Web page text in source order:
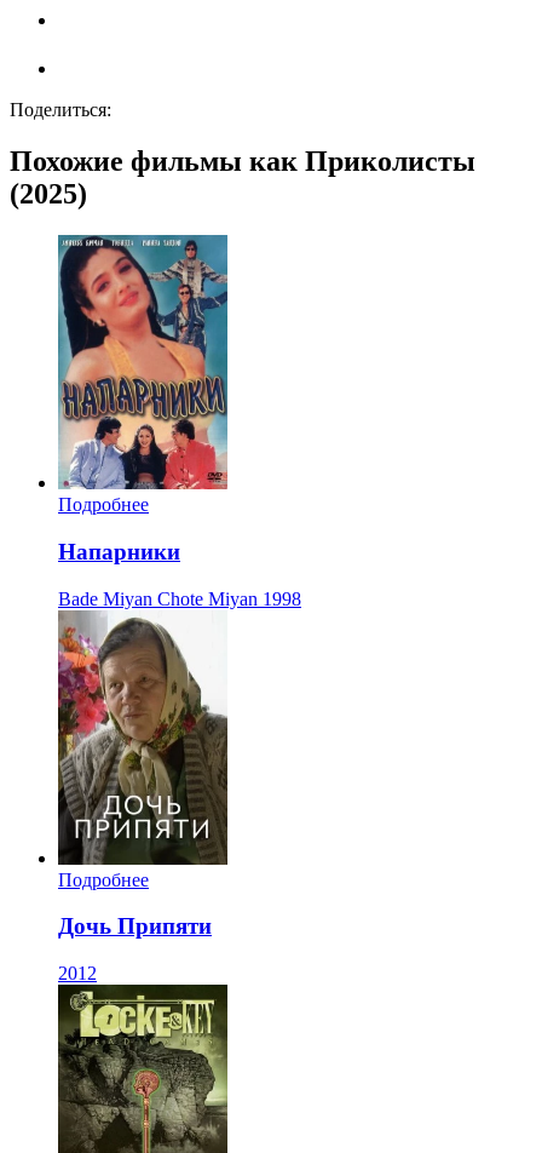
Поделиться:
Похожие фильмы как Приколисты
(2025)
Подробнее
Напарники
Bade Miyan Chote Miyan 1998
Подробнее
Дочь Припяти
2012